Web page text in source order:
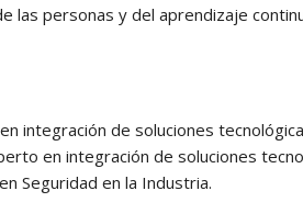
las personas y del aprendizaje
integración de soluciones
en integración de soluciones
Seguridad en la Industria.